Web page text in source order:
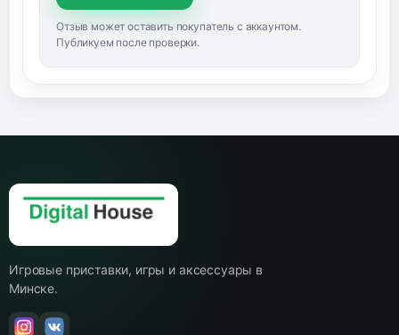
Отзыв может оставить покупатель с аккаунтом.
Публикуем после проверки.
Игровые приставки, игры и аксессуары в
Минске.